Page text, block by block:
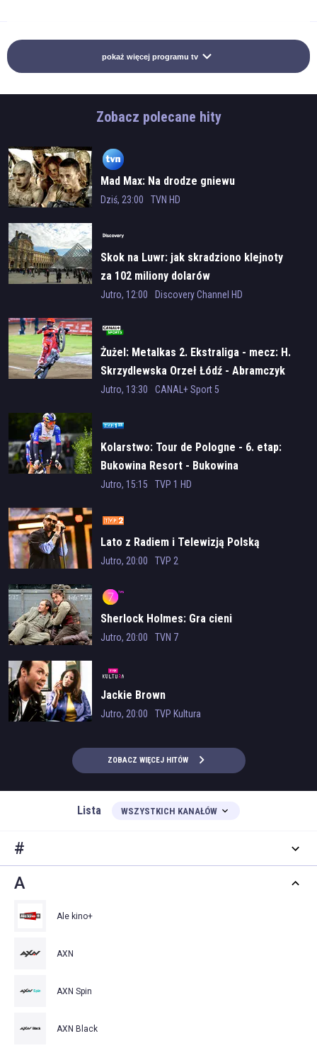
pokaż więcej programu tv
Zobacz polecane hity
Mad Max: Na drodze gniewu
Dziś, 23:00 TVN HD
Skok na Luwr: jak skradziono klejnoty
za 102 miliony dolarów
Jutro, 12:00 Discovery Channel HD
Żużel: Metalkas 2. Ekstraliga - mecz: H.
Skrzydlewska Orzeł Łódź - Abramczyk
Polonia Bydgoszcz
Jutro, 13:30 CANAL+ Sport 5
Kolarstwo: Tour de Pologne - 6. etap:
Bukowina Resort - Bukowina
Tatrzańska
Jutro, 15:15 TVP 1 HD
Lato z Radiem i Telewizją Polską
Jutro, 20:00 TVP 2
Sherlock Holmes: Gra cieni
Jutro, 20:00 TVN 7
Jackie Brown
Jutro, 20:00 TVP Kultura
ZOBACZ WIĘCEJ HITÓW
Lista WSZYSTKICH KANAŁÓW
#
A
Ale kino+
AXN
AXN Spin
AXN Black